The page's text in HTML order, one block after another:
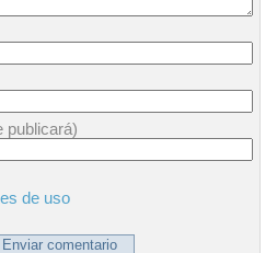
publicará)
de uso